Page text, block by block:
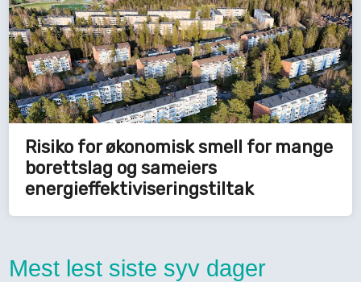
Risiko for økonomisk smell for mange
borettslag og sameiers
energieffektiviseringstiltak
Mest lest siste syv dager